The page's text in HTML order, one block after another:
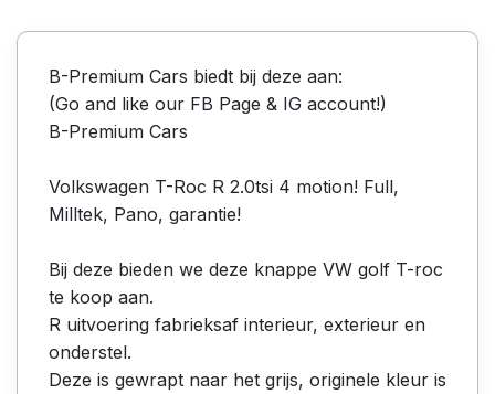
B-Premium Cars biedt bij deze aan:
(Go and like our FB Page & IG account!)
B-Premium Cars
Volkswagen T-Roc R 2.0tsi 4 motion! Full,
Milltek, Pano, garantie!
Bij deze bieden we deze knappe VW golf T-roc
te koop aan.
R uitvoering fabrieksaf interieur, exterieur en
onderstel.
Deze is gewrapt naar het grijs, originele kleur is